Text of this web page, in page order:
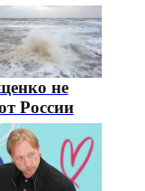
не
России